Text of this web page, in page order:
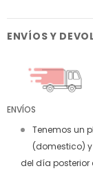
ENVÍOS Y
ENVÍOS
Tenemos un
(domestico)
del día posterior